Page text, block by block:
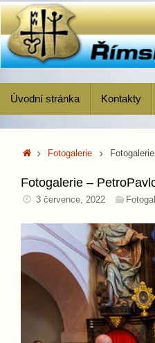
Skip
to
content
content
Úvodní stránka Kontakty
HomeFotogalerie
Fotogalerie –
3 července, 2022